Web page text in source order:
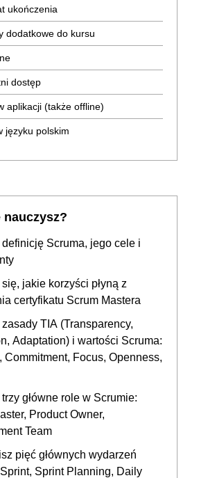
ukończenia
dodatkowe do kursu
dostęp
aplikacji (także offline)
języku polskim
nauczysz?
definicję Scruma, jego cele i
jakie korzyści płyną z
certyfikatu Scrum Mastera
TIA (Transparency,
Adaptation) i wartości Scruma:
Commitment, Focus, Openness,
główne role w Scrumie:
Product Owner,
Team
pięć głównych wydarzeń
Sprint Planning, Daily